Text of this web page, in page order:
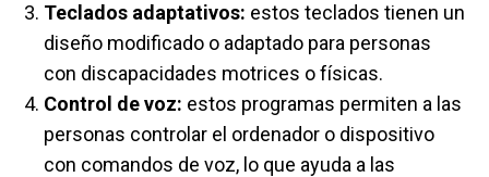
Teclados adaptativos: estos teclados tienen un
diseño modificado o adaptado para personas
con discapacidades motrices o físicas.
Control de voz: estos programas permiten a las
personas controlar el ordenador o dispositivo
con comandos de voz, lo que ayuda a las